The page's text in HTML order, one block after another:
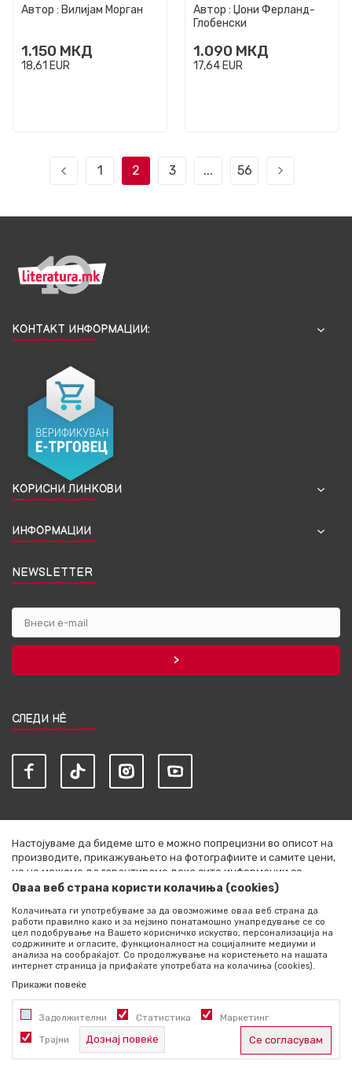
Автор : Вилијам Морган
1.150 МКД
18,61 EUR
Автор : Џони Ферланд-
Глобенски
1.090 МКД
17,64 EUR
1 2 3 ... 56
КОНТАКТ ИНФОРМАЦИИ:
КОРИСНИ ЛИНКОВИ
ИНФОРМАЦИИ
NEWSLETTER
СЛЕДИ НЀ
Настојуваме да бидеме што е можно попрецизни во описот на
производите, прикажувањето на фотографиите и самите цени,
но не можеме да гарантираме дека сите информации се
комплетни и без грешки. Сите артикли прикажани на сајтот се
секој момент. Расположливоста на производите можете да ја
проверите со повик на +389 76 444 490
©2026 literatura.mk, Изработено одNB SOFT. Сите права
задржани.
Оваа веб страна користи колачиња (cookies)
Колачињата ги употребуваме за да овозможиме оваа веб страна да
работи правилно како и за нејзино понатамошно унапредување се со
цел подобрување на Вашето корисничко искуство, персонализација на
содржините и огласите, функционалност на социјалните медиуми и
анализа на сообраќајот. Со продолжување на користењето на нашата
интернет страница ја прифаќате употребата на колачиња (cookies).
Прикажи повеќе
Задолжителни Статистика Маркетинг
Трајни Дознај повеќе Се согласувам